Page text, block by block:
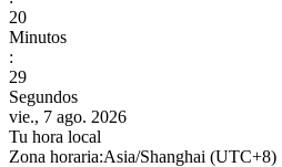
20
Minutos
:
31
Segundos
vie., 7 ago. 2026
Tu hora local
Zona horaria:Asia/Shanghai (UTC+8)